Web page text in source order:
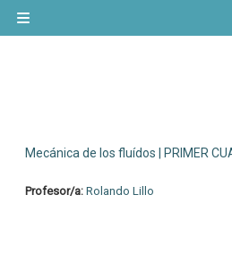
Mecánica de los fluídos | PRIMER
Profesor/a: Rolando Lillo